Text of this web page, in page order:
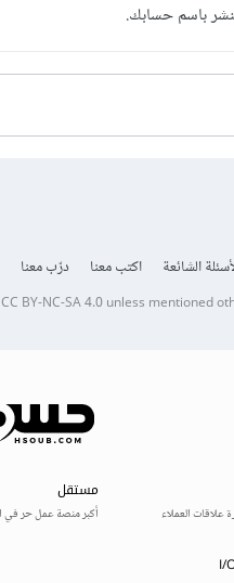
باسم حسابك.
الشائعة اكتب معنا درّب معنا
CC BY-NC-SA 4.0unless mentioned